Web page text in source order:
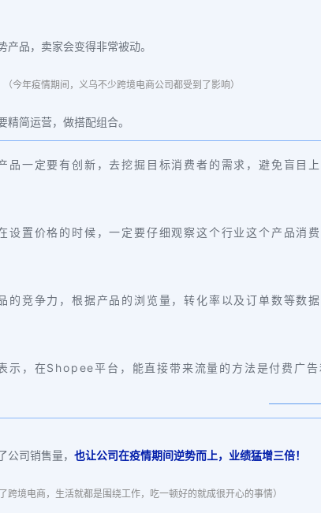
品，卖家会变得非常被动。
（今年疫情期间，义乌不少跨境电商公司都受到了影响）
简运营，做搭配组合。
品一定要有创新，去挖掘目标消费者的需求，避免盲目
设置价格的时候，一定要仔细观察这个行业这个产品
的竞争力，根据产品的浏览量，转化率以及订单数等
示，在Shopee平台，能直接带来流量的方法是付费广
司销售量， 也让公司在疫情期间逆势而上，业绩猛增三倍！
了跨境电商，生活就都是围绕工作，吃一顿好的就成很开心的事情）